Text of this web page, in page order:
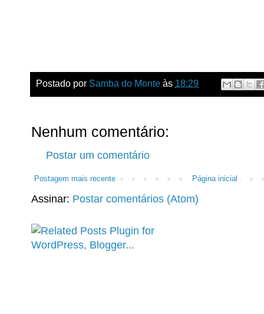
Postado por Samba do Monte às 18:29
Nenhum comentário:
Postar um comentário
Postagem mais recente Página inicial
Assinar: Postar comentários (Atom)